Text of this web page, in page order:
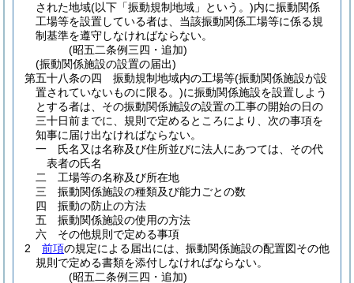
された地域(以下「振動規制地域」という。)内に振動関係
工場等を設置している者は、当該振動関係工場等に係る規
制基準を遵守しなければならない。
(昭五二条例三四・追加)
(振動関係施設の設置の届出)
第五十八条の四
振動規制地域内の工場等(振動関係施設が設
置されていないものに限る。)に振動関係施設を設置しよう
とする者は、その振動関係施設の設置の工事の開始の日の
三十日前までに、規則で定めるところにより、次の事項を
知事に届け出なければならない。
一
氏名又は名称及び住所並びに法人にあつては、その代
表者の氏名
二
工場等の名称及び所在地
三
振動関係施設の種類及び能力ごとの数
四
振動の防止の方法
五
振動関係施設の使用の方法
六
その他規則で定める事項
2
前項の規定による届出には、振動関係施設の配置図その他
規則で定める書類を添付しなければならない。
(昭五二条例三四・追加)